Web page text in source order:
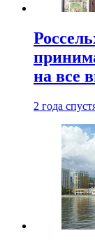
на все
2 года